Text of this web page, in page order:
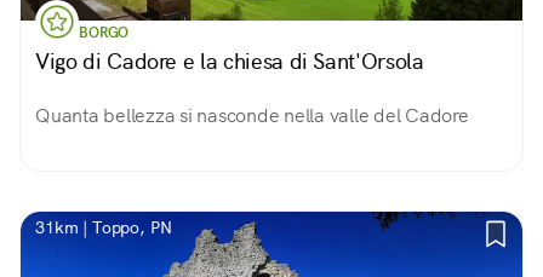
BORGO
Vigo di Cadore e la chiesa di Sant'Orsola
Quanta bellezza si nasconde nella valle del Cadore
31km | Toppo, PN